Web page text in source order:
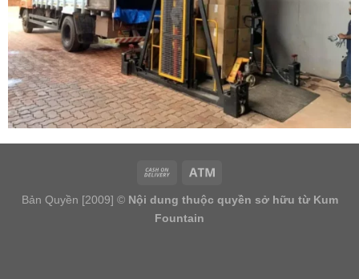
Bản Quyền [2009] © Nội dung thuộc quyền sở hữu từ Kum
Fountain